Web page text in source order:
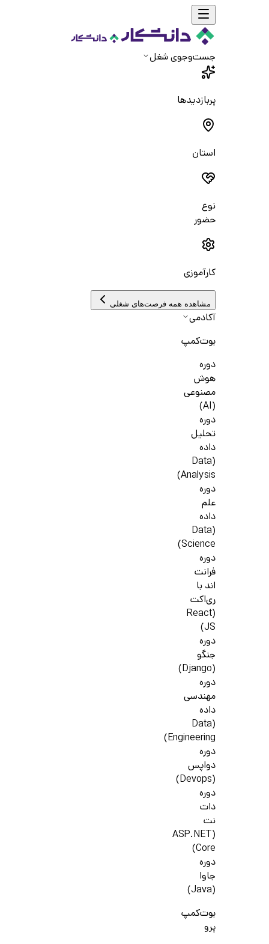
جست‌و‌جوی شغل
پربازدیدها
استان
نوع
حضور
کارآموزی
مشاهده همه فرصت‌های شغلی
آکادمی
بوت‌کمپ
دوره
هوش
مصنوعی
(AI)
دوره
تحلیل
داده
(Data
Analysis)
دوره
علم
داده
(Data
Science)
دوره
فرانت
اند با
ری‌اکت
(React
JS)
دوره
جنگو
(Django)
دوره
مهندسی
داده
(Data
Engineering)
دوره
دواپس
(Devops)
دوره
دات
نت
(ASP.NET
Core)
دوره
جاوا
(Java)
بوت‌کمپ
پرو